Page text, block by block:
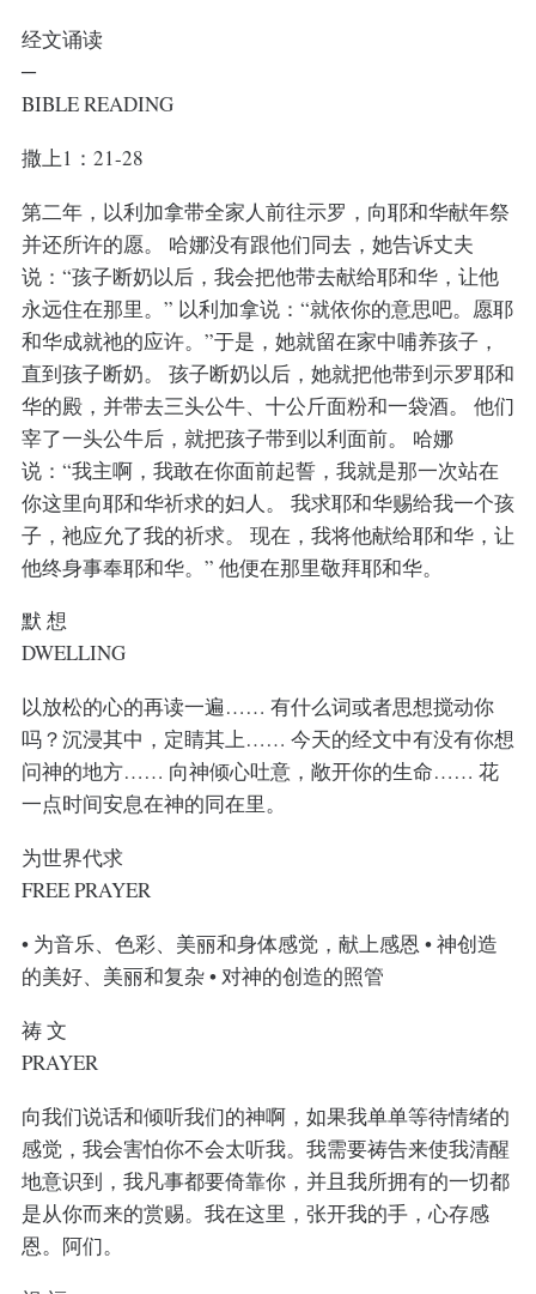
经文诵读
─
BIBLE READING
撒上1：21-28
第二年，以利加拿带全家人前往示罗，向耶和华献年祭
并还所许的愿。 哈娜没有跟他们同去，她告诉丈夫
说：“孩子断奶以后，我会把他带去献给耶和华，让他
永远住在那里。” 以利加拿说：“就依你的意思吧。愿耶
和华成就祂的应许。”于是，她就留在家中哺养孩子，
直到孩子断奶。 孩子断奶以后，她就把他带到示罗耶和
华的殿，并带去三头公牛、十公斤面粉和一袋酒。 他们
宰了一头公牛后，就把孩子带到以利面前。 哈娜
说：“我主啊，我敢在你面前起誓，我就是那一次站在
你这里向耶和华祈求的妇人。 我求耶和华赐给我一个孩
子，祂应允了我的祈求。 现在，我将他献给耶和华，让
他终身事奉耶和华。” 他便在那里敬拜耶和华。
默 想
DWELLING
以放松的心的再读一遍…… 有什么词或者思想搅动你
吗？沉浸其中，定睛其上…… 今天的经文中有没有你想
问神的地方…… 向神倾心吐意，敞开你的生命…… 花
一点时间安息在神的同在里。
为世界代求
FREE PRAYER
• 为音乐、色彩、美丽和身体感觉，献上感恩 • 神创造
的美好、美丽和复杂 • 对神的创造的照管
祷 文
PRAYER
向我们说话和倾听我们的神啊，如果我单单等待情绪的
感觉，我会害怕你不会太听我。我需要祷告来使我清醒
地意识到，我凡事都要倚靠你，并且我所拥有的一切都
是从你而来的赏赐。我在这里，张开我的手，心存感
恩。阿们。